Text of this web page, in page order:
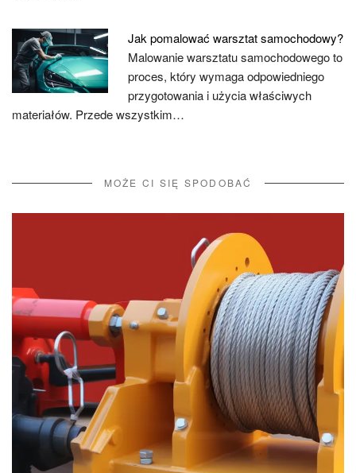
Jak pomalować warsztat samochodowy?
Malowanie warsztatu samochodowego to
proces, który wymaga odpowiedniego
przygotowania i użycia właściwych
materiałów. Przede wszystkim…
MOŻE CI SIĘ SPODOBAĆ